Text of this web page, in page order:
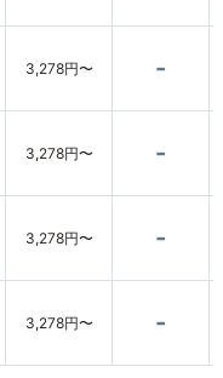
3,278円〜 -
3,278円〜 -
3,278円〜 -
3,278円〜 -